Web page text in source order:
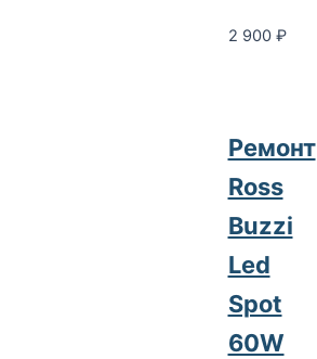
2 900 ₽
Ремонт
Ross
Buzzi
Led
Spot
60W